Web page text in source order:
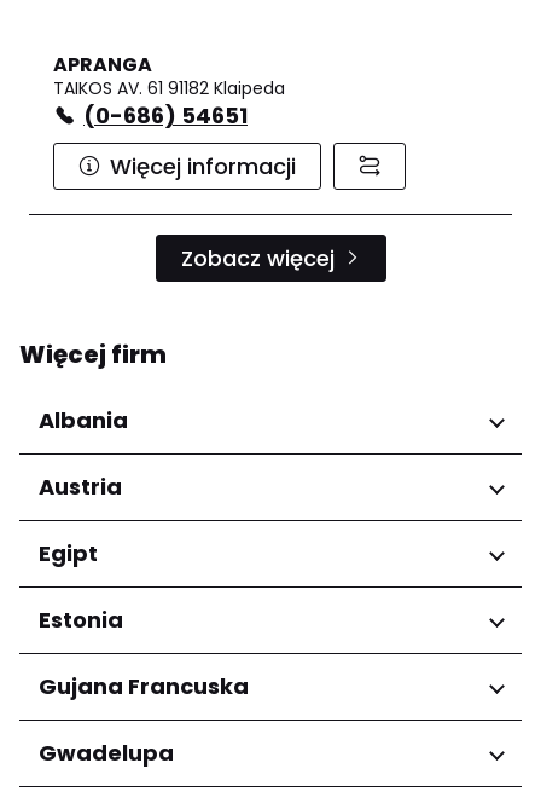
APRANGA
TAIKOS AV. 61 91182 Klaipeda
(0-686) 54651
Więcej informacji
Zobacz więcej
Więcej firm
Albania
Regiony
Qarku i Tiranës
Austria
Regiony
Niederösterreich
Salzburg
Wien
Egipt
Regiony
Kair
Estonia
Regiony
Harju maakond
Tartu maakond
Gujana Francuska
Regiony
Arrondissement de Cayenne
Gwadelupa